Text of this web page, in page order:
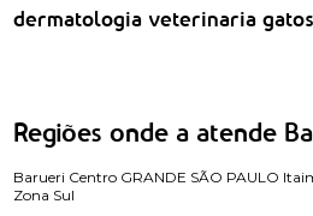
dermatologia veterinaria gatos
Regiões onde a atende
Barueri Centro GRANDE SÃO PAULO
Zona Sul